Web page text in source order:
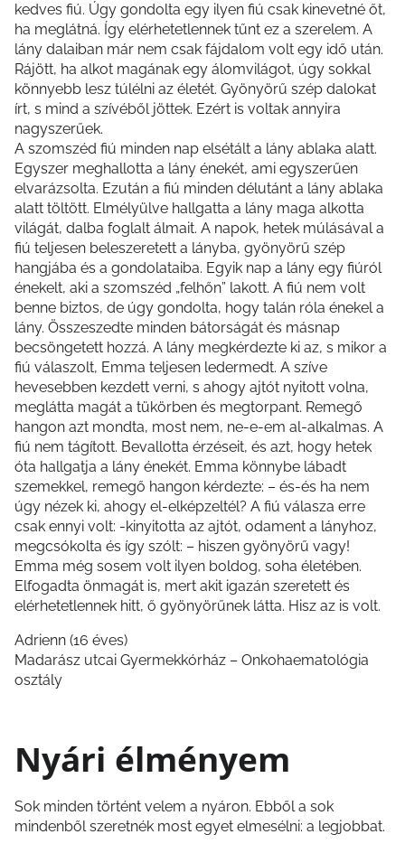
kedves fiú. Úgy gondolta egy ilyen fiú csak kinevetné őt,
ha meglátná. Így elérhetetlennek tűnt ez a szerelem. A
lány dalaiban már nem csak fájdalom volt egy idő után.
Rájött, ha alkot magának egy álomvilágot, úgy sokkal
könnyebb lesz túlélni az életét. Gyönyörű szép dalokat
írt, s mind a szívéből jöttek. Ezért is voltak annyira
nagyszerűek.
A szomszéd fiú minden nap elsétált a lány ablaka alatt.
Egyszer meghallotta a lány énekét, ami egyszerűen
elvarázsolta. Ezután a fiú minden délutánt a lány ablaka
alatt töltött. Elmélyülve hallgatta a lány maga alkotta
világát, dalba foglalt álmait. A napok, hetek múlásával a
fiú teljesen beleszeretett a lányba, gyönyörű szép
hangjába és a gondolataiba. Egyik nap a lány egy fiúról
énekelt, aki a szomszéd „felhőn” lakott. A fiú nem volt
benne biztos, de úgy gondolta, hogy talán róla énekel a
lány. Összeszedte minden bátorságát és másnap
becsöngetett hozzá. A lány megkérdezte ki az, s mikor a
fiú válaszolt, Emma teljesen ledermedt. A szíve
hevesebben kezdett verni, s ahogy ajtót nyitott volna,
meglátta magát a tükörben és megtorpant. Remegő
hangon azt mondta, most nem, ne-e-em al-alkalmas. A
fiú nem tágított. Bevallotta érzéseit, és azt, hogy hetek
óta hallgatja a lány énekét. Emma könnybe lábadt
szemekkel, remegő hangon kérdezte: – és-és ha nem
úgy nézek ki, ahogy el-elképzeltél? A fiú válasza erre
csak ennyi volt: -kinyitotta az ajtót, odament a lányhoz,
megcsókolta és így szólt: – hiszen gyönyörű vagy!
Emma még sosem volt ilyen boldog, soha életében.
Elfogadta önmagát is, mert akit igazán szeretett és
elérhetetlennek hitt, ő gyönyörűnek látta. Hisz az is volt.
Adrienn (16 éves)
Madarász utcai Gyermekkórház – Onkohaematológia
osztály
Nyári élményem
Sok minden történt velem a nyáron. Ebből a sok
mindenből szeretnék most egyet elmesélni: a legjobbat.